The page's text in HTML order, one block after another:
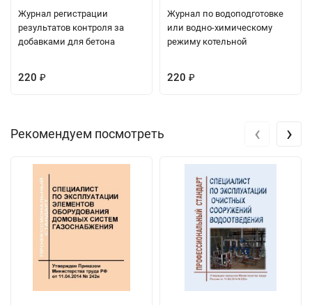
Журнал регистрации
результатов контроля за
добавками для бетона
220 ₽
Журнал по водоподготовке
или водно-химическому
режиму котельной
220 ₽
Рекомендуем посмотреть ‹ ›